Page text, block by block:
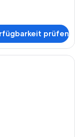
prüfen
Schlafzimmer mit